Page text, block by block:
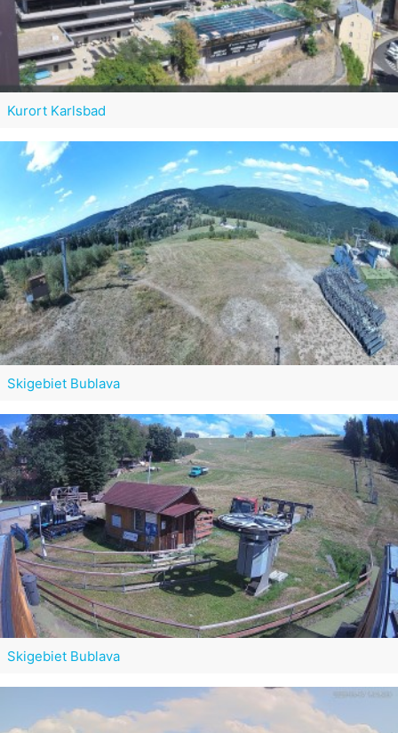
Kurort Karlsbad
Skigebiet Bublava
Skigebiet Bublava